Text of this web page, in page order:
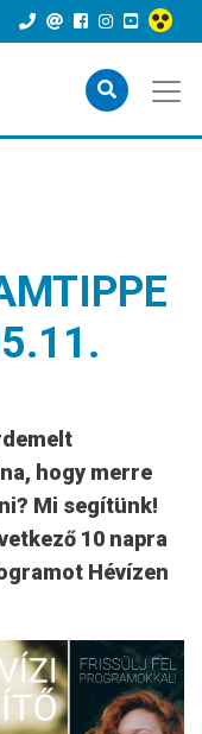
hogy merre
Mi segítünk!
10 napra
Hévízen